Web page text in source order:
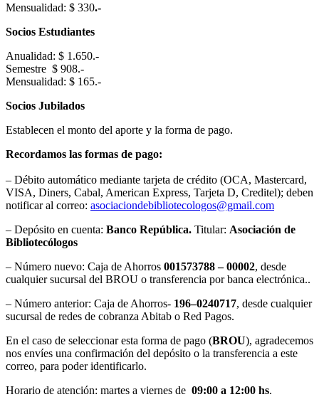
Mensualidad: $ 330.-
Socios Estudiantes
Anualidad: $ 1.650.-
Semestre $ 908.-
Mensualidad: $ 165.-
Socios Jubilados
Establecen el monto del aporte y la forma de pago.
Recordamos las formas de pago:
– Débito automático mediante tarjeta de crédito (OCA, Mastercard,
VISA, Diners, Cabal, American Express, Tarjeta D, Creditel); deben
notificar al correo: asociaciondebibliotecologos@gmail.com
– Depósito en cuenta: Banco República. Titular: Asociación de
Bibliotecólogos
– Número nuevo: Caja de Ahorros 001573788 – 00002, desde
cualquier sucursal del BROU o transferencia por banca electrónica..
– Número anterior: Caja de Ahorros- 196–0240717, desde cualquier
sucursal de redes de cobranza Abitab o Red Pagos.
En el caso de seleccionar esta forma de pago (BROU), agradecemos
nos envíes una confirmación del depósito o la transferencia a este
correo, para poder identificarlo.
Horario de atención: martes a viernes de 09:00 a 12:00 hs.